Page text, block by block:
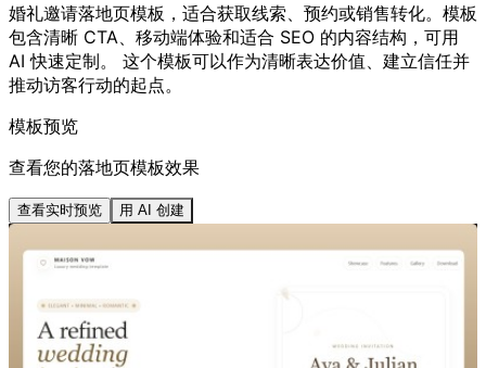
婚礼邀请落地页模板，适合获取线索、预约或销售转化。模板
包含清晰 CTA、移动端体验和适合 SEO 的内容结构，可用
AI 快速定制。 这个模板可以作为清晰表达价值、建立信任并
推动访客行动的起点。
模板预览
查看您的落地页模板效果
查看实时预览 用 AI 创建